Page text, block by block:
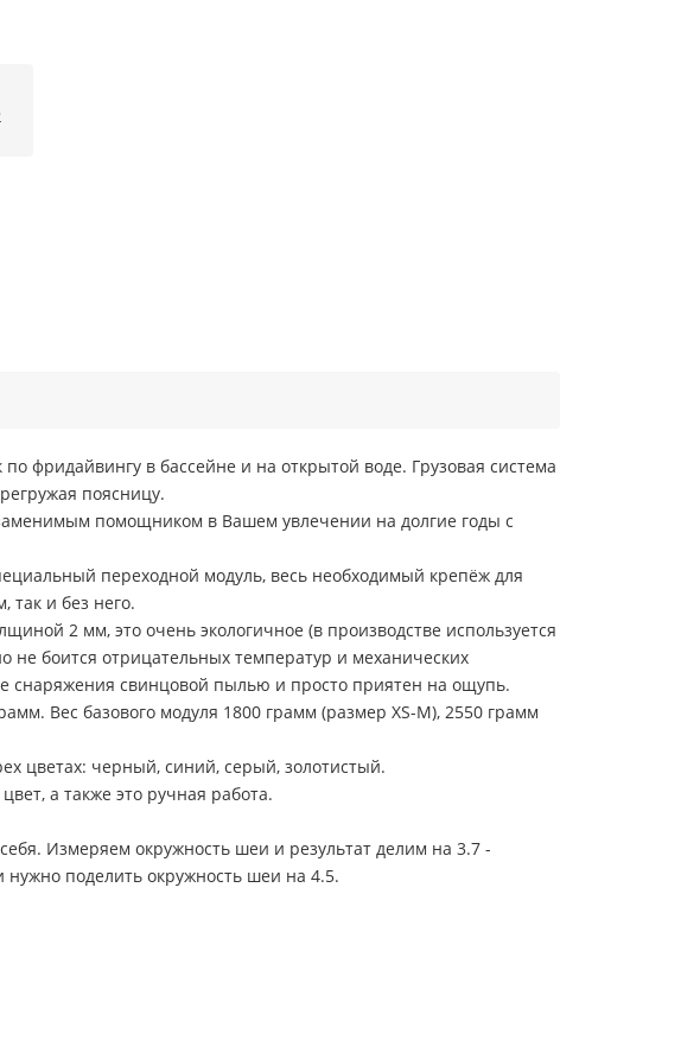
фридайвингу в бассейне и на открытой воде. Грузовая система
поясницу.
помощником в Вашем увлечении на долгие годы с
переходной модуль, весь необходимый крепёж для
так и без него.
2 мм, это очень экологичное (в производстве используется
не боится отрицательных температур и механических
снаряжения свинцовой пылью и просто приятен на ощупь.
Вес базового модуля 1800 грамм (размер XS-M), 2550 грамм
цветах: черный, синий, серый, золотистый.
а также это ручная работа.
Измеряем окружность шеи и результат делим на 3.7 -
поделить окружность шеи на 4.5.